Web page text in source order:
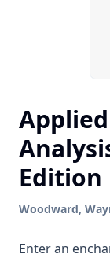
Edition
Woodward,
Enter an